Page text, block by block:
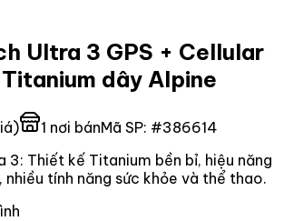
Ultra 3 GPS + Cellular
dây Alpine
1 nơi bánMã SP: #386614
3: Thiết kế Titanium bền bỉ, hiệu năng
tính năng sức khỏe và thể thao.